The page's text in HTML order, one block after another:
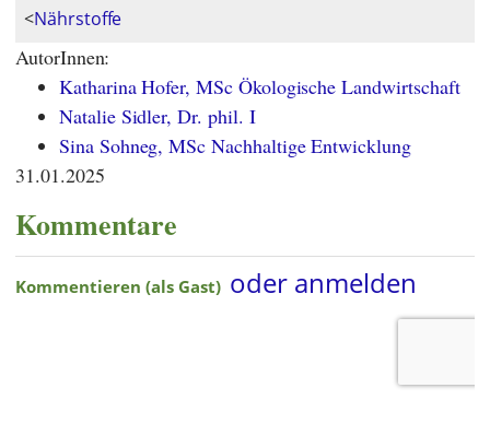
<Nährstoffe
AutorInnen:
Katharina Hofer, MSc Ökologische Landwirtschaft
Natalie Sidler, Dr. phil. I
Sina Sohneg, MSc Nachhaltige Entwicklung
31.01.2025
Kommentare